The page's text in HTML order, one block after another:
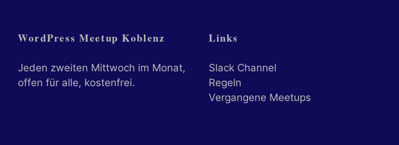
WordPress Meetup Koblenz
Jeden zweiten Mittwoch im Monat,
offen für alle, kostenfrei.
Links
Slack Channel
Regeln
Vergangene Meetups